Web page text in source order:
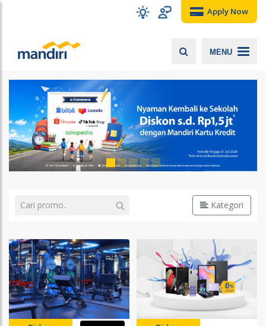
Apply Now
MENU
Kategori